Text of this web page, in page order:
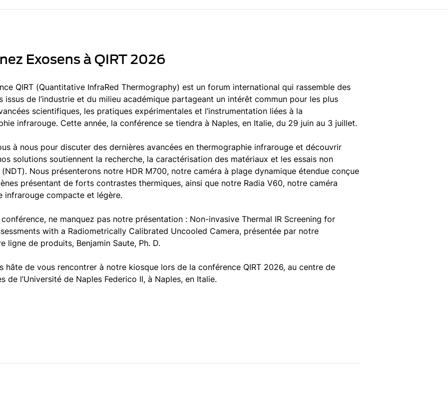
Exosens à QIRT 2026
QIRT (Quantitative InfraRed Thermography) est un forum international qui rassemble des
issus de l’industrie et du milieu académique partageant un intérêt commun pour les plus
scientifiques, les pratiques expérimentales et l’instrumentation liées à la
infrarouge. Cette année, la conférence se tiendra à Naples, en Italie, du 29 juin au 3 juillet.
à nous pour discuter des dernières avancées en thermographie infrarouge et découvrir
solutions soutiennent la recherche, la caractérisation des matériaux et les essais non
Nous présenterons notre HDR M700, notre caméra à plage dynamique étendue conçue
présentant de forts contrastes thermiques, ainsi que notre Radia V60, notre caméra
infrarouge compacte et légère.
ne manquez pas notre présentation : Non-invasive Thermal IR Screening for
with a Radiometrically Calibrated Uncooled Camera, présentée par notre
ligne de produits, Benjamin Saute, Ph. D.
hâte de vous rencontrer à notre kiosque lors de la conférence QIRT 2026, au centre de
de l’Université de Naples Federico II, à Naples, en Italie.